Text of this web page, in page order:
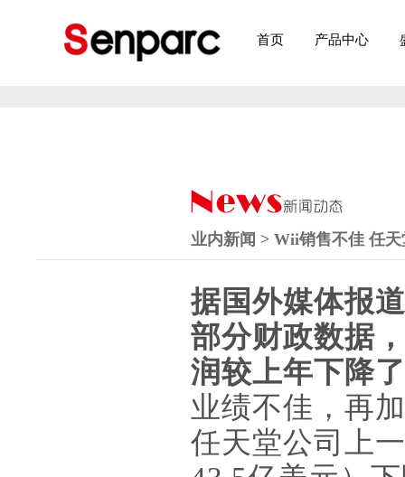
首页 产品中心
业内新闻 > Wii销售不佳 任
据国外媒体报
部分财政数据
润较上年下降
业绩不佳，再
任天堂公司上